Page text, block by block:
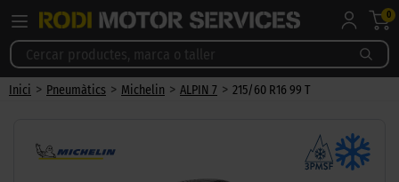
0
Inici > Pneumàtics > Michelin > ALPIN 7 > 215/60 R16 99 T